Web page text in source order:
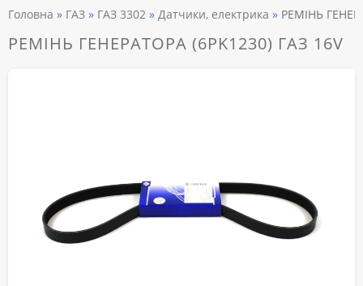
Головна ГАЗ ГАЗ 3302 Датчики, електрика РЕМІНЬ
РЕМІНЬ ГЕНЕРАТОРА (6PK1230) ГАЗ 16V